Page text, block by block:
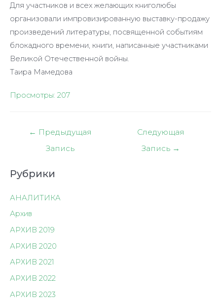
Для участников и всех желающих книголюбы
организовали импровизированную выставку-продажу
произведений литературы, посвященной событиям
блокадного времени, книги, написанные участниками
Великой Отечественной войны.
Таира Мамедова
Просмотры: 207
Навигация
← Предыдущая
Запись
Следующая
Запись →
Рубрики
АНАЛИТИКА
Архив
АРХИВ 2019
АРХИВ 2020
АРХИВ 2021
АРХИВ 2022
АРХИВ 2023